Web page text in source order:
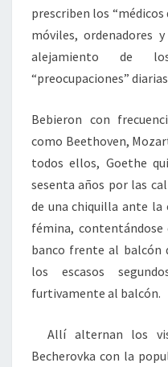
prescriben los “médicos
móviles, ordenadores
alejamiento de
“preocupaciones”
Bebieron con
como Beethoven,
todos ellos, Goethe
sesenta años por las
de una chiquilla ante la
fémina,
banco frente al balcón
los escasos
furtivamente al balcón.
Allí alternan los
Becherovka con la